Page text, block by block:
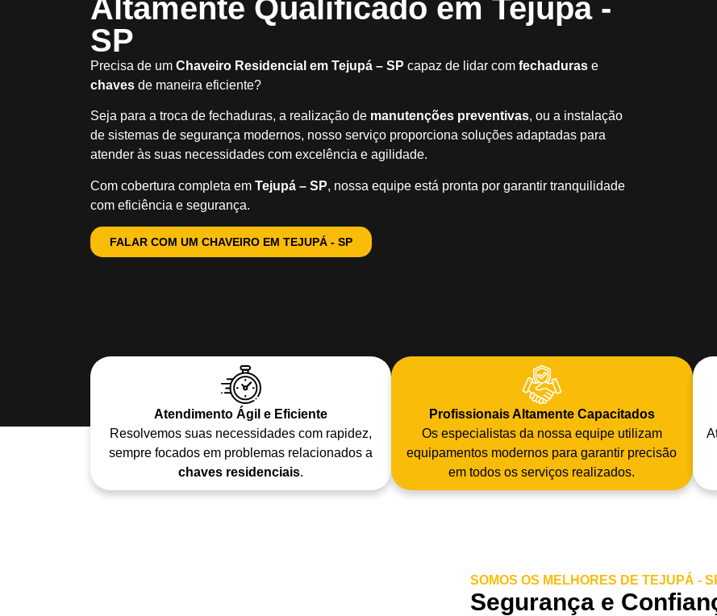
Altamente Qualificado em Tejupá -
SP
Precisa de um Chaveiro Residencial em Tejupá – SP capaz de lidar com fechaduras e
chaves de maneira eficiente?
Seja para a troca de fechaduras, a realização de manutenções preventivas, ou a instalação
de sistemas de segurança modernos, nosso serviço proporciona soluções adaptadas para
atender às suas necessidades com excelência e agilidade.
Com cobertura completa em Tejupá – SP, nossa equipe está pronta por garantir tranquilidade
com eficiência e segurança.
FALAR COM UM CHAVEIRO EM TEJUPÁ - SP
Atendimento Ágil e Eficiente
Resolvemos suas necessidades com rapidez,
sempre focados em problemas relacionados a
chaves residenciais.
Profissionais Altamente Capacitados
Os especialistas da nossa equipe utilizam
equipamentos modernos para garantir precisão
em todos os serviços realizados.
SOMOS OS MELHORES DE TEJUPÁ -
Segurança e